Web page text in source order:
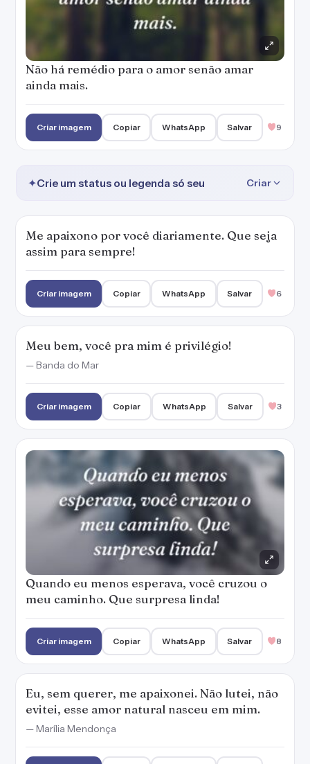
Não há remédio para o amor senão amar
ainda mais.
Criar imagem Copiar WhatsApp Salvar 9
✦Crie um status ou legenda só seu Criar
Me apaixono por você diariamente. Que seja
assim para sempre!
Criar imagem Copiar WhatsApp Salvar 6
Meu bem, você pra mim é privilégio!
— Banda do Mar
Criar imagem Copiar WhatsApp Salvar 3
Quando eu menos esperava, você cruzou o
meu caminho. Que surpresa linda!
Criar imagem Copiar WhatsApp Salvar 8
Eu, sem querer, me apaixonei. Não lutei, não
evitei, esse amor natural nasceu em mim.
— Marília Mendonça